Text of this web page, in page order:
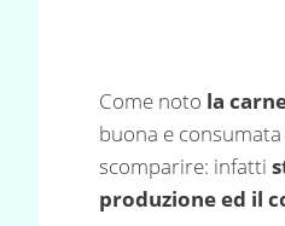
Come noto la
buona e
scomparire: infatti
produzione ed il